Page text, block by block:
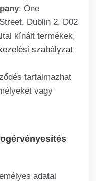
: One
Dublin 2, D02
kínált termékek,
szabályzat
tartalmazhat
vagy
adatai